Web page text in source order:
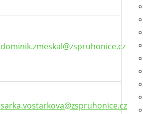
dominik.zmeskal@zspruhonice.cz
sarka.vostarkova@zspruhonice.cz